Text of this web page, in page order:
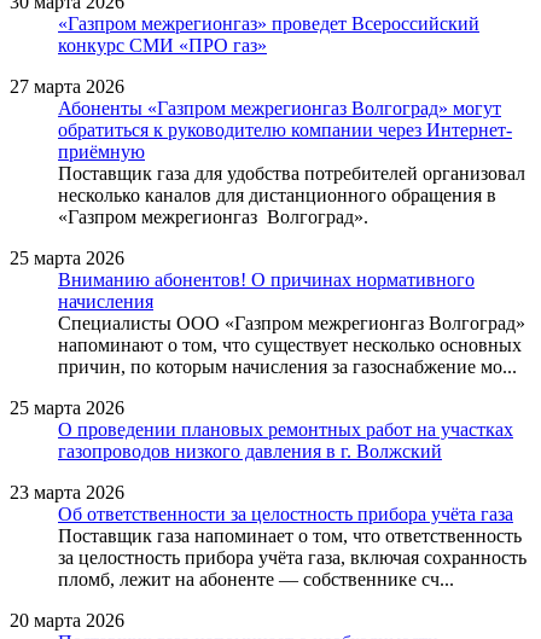
«Газпром межрегионгаз» проведет Всероссийский
конкурс СМИ «ПРО газ»
27 марта 2026
Абоненты «Газпром межрегионгаз Волгоград» могут
обратиться к руководителю компании через Интернет-
приёмную
Поставщик газа для удобства потребителей организовал
несколько каналов для дистанционного обращения в
«Газпром межрегионгаз Волгоград».
25 марта 2026
Вниманию абонентов! О причинах нормативного
начисления
Специалисты ООО «Газпром межрегионгаз Волгоград»
напоминают о том, что существует несколько основных
причин, по которым начисления за газоснабжение мо...
25 марта 2026
О проведении плановых ремонтных работ на участках
газопроводов низкого давления в г. Волжский
23 марта 2026
Об ответственности за целостность прибора учёта газа
Поставщик газа напоминает о том, что ответственность
за целостность прибора учёта газа, включая сохранность
пломб, лежит на абоненте — собственнике сч...
20 марта 2026